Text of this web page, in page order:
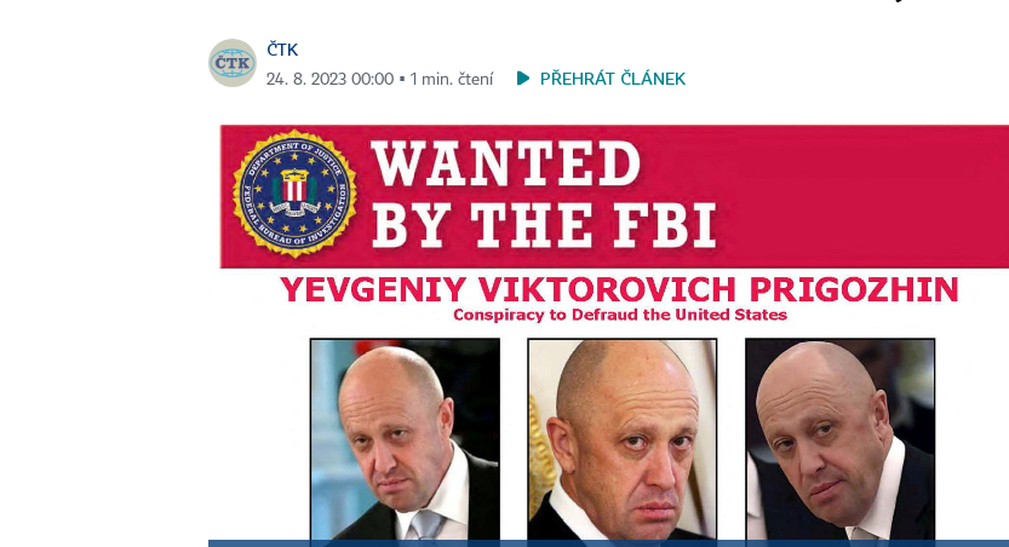
ČTK
24. 8. 2023 00:00 ▪ 1 min. čtení PŘEHRÁT ČLÁNEK